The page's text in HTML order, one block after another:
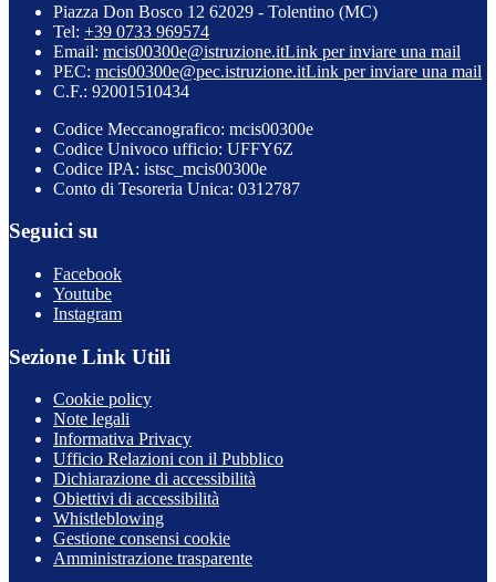
Piazza Don Bosco 12 62029 - Tolentino (MC)
Tel: +39 0733 969574
Email: mcis00300e@istruzione.itLink per inviare una mail
PEC: mcis00300e@pec.istruzione.itLink per inviare una mail
C.F.: 92001510434
Codice Meccanografico: mcis00300e
Codice Univoco ufficio: UFFY6Z
Codice IPA: istsc_mcis00300e
Conto di Tesoreria Unica: 0312787
Seguici su
Facebook
Youtube
Instagram
Sezione Link Utili
Cookie policy
Note legali
Informativa Privacy
Ufficio Relazioni con il Pubblico
Dichiarazione di accessibilità
Obiettivi di accessibilità
Whistleblowing
Gestione consensi cookie
Amministrazione trasparente